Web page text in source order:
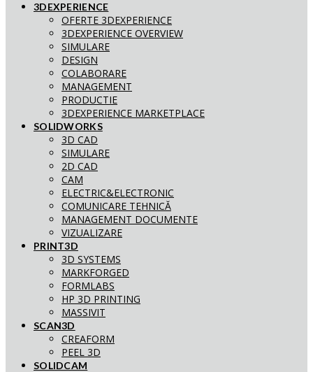
3DEXPERIENCE
OFERTE 3DEXPERIENCE
3DEXPERIENCE OVERVIEW
SIMULARE
DESIGN
COLABORARE
MANAGEMENT
PRODUCTIE
3DEXPERIENCE MARKETPLACE
SOLIDWORKS
3D CAD
SIMULARE
2D CAD
CAM
ELECTRIC&ELECTRONIC
COMUNICARE TEHNICĂ
MANAGEMENT DOCUMENTE
VIZUALIZARE
PRINT3D
3D SYSTEMS
MARKFORGED
FORMLABS
HP 3D PRINTING
MASSIVIT
SCAN3D
CREAFORM
PEEL 3D
SOLIDCAM